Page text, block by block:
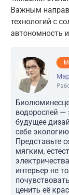
Важным
технологий с
автономность
водорослей —
будущее
себе
Представьте
мягким,
интерьер не
ценить её